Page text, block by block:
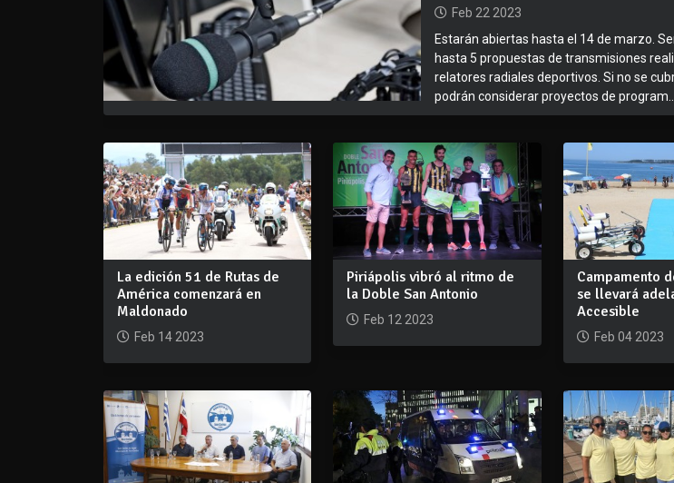
Feb 22 2023
Estarán abiertas hasta el 14 de marzo.
hasta 5 propuestas de transmisiones
relatores radiales deportivos. Si no se
podrán considerar proyectos de program...
La edición 51 de Rutas de
América comenzará en
Maldonado
Feb 14 2023
Piriápolis vibró al ritmo de
la Doble San Antonio
Feb 12 2023
Campamento
se llevará
Accesible
Feb 04 2023